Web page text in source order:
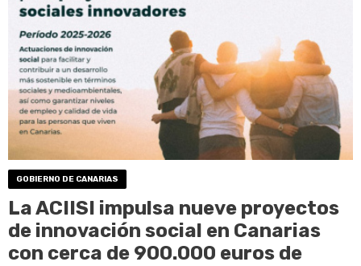
GOBIERNO DE CANARIAS
La ACIISI impulsa nueve proyectos
de innovación social en Canarias
con cerca de 900.000 euros de